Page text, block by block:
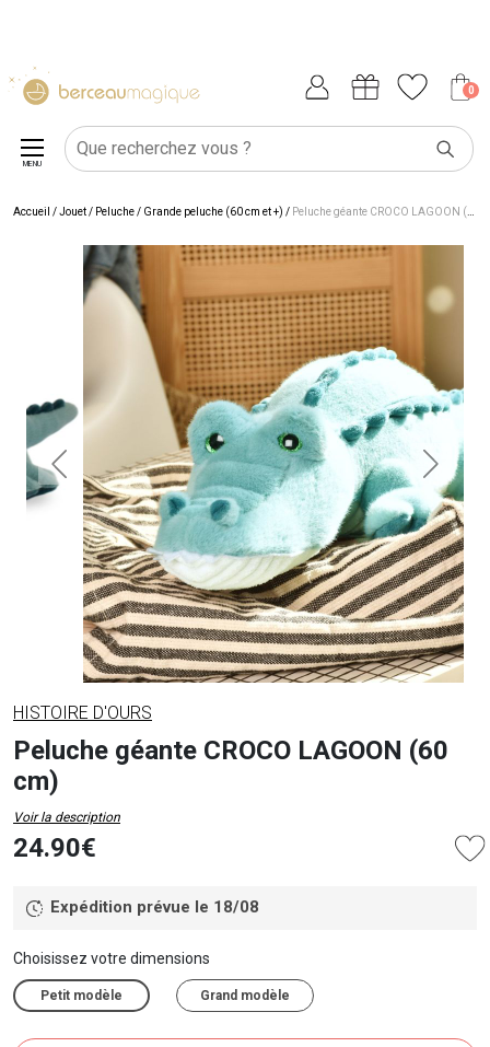
0
MENU
Accueil /Jouet/ Peluche/ Grande peluche (60 cm et +) / Peluche géante CROCO LAGOON (60 cm)
HISTOIRE D'OURS
Peluche géante CROCO LAGOON (60
cm)
Voir la description
24.90€
Expédition prévue le 18/08
Choisissez votre dimensions
Petit modèle Grand modèle